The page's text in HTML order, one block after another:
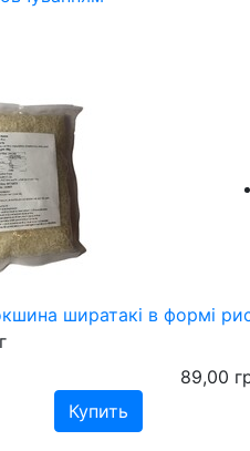
ширатакі в формі
89,00